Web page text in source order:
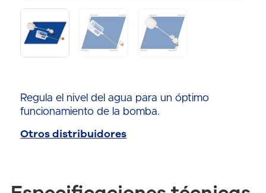
Regula el nivel del agua para un óptimo
funcionamiento de la bomba.
Otros distribuidores